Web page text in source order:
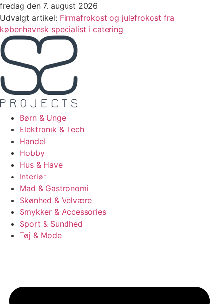
Videre
til
indhold
fredag den 7. august 2026
Udvalgt artikel: Firmafrokost og julefrokost fra
københavnsk specialist i catering
Børn & Unge
Elektronik & Tech
Handel
Hobby
Hus & Have
Interiør
Mad & Gastronomi
Skønhed & Velvære
Smykker & Accessories
Sport & Sundhed
Tøj & Mode